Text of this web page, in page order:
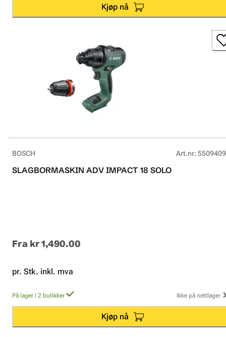
Kjøp nå
BOSCH Art.nr:
SLAGBORMASKIN ADV IMPACT 18 SOLO
Fra kr 1,490.00
pr. Stk. inkl. mva
På lager i 2 butikker Ikke på nettlager
Kjøp nå